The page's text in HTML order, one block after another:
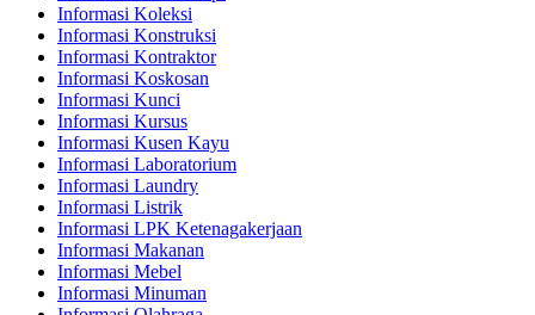
Informasi Koleksi
Informasi Konstruksi
Informasi Kontraktor
Informasi Koskosan
Informasi Kunci
Informasi Kursus
Informasi Kusen Kayu
Informasi Laboratorium
Informasi Laundry
Informasi Listrik
Informasi LPK Ketenagakerjaan
Informasi Makanan
Informasi Mebel
Informasi Minuman